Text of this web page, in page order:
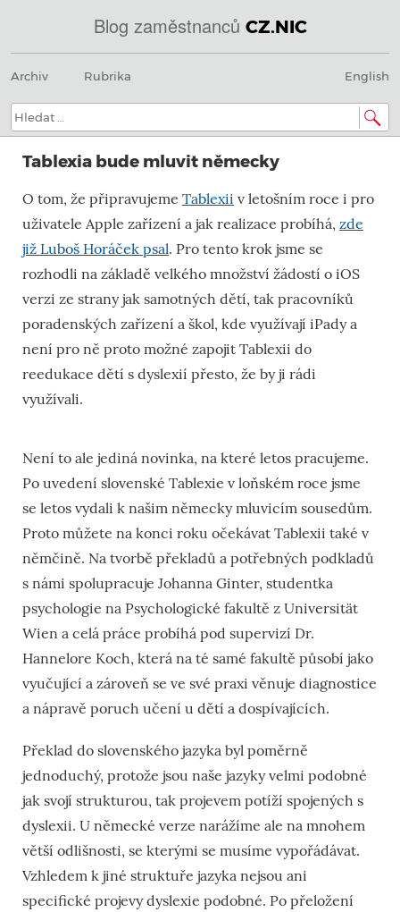
Blog zaměstnanců CZ.NIC
@
IN
SOA
domény.dns.enum.mojeid.internet.
nic.cz.
Menu
na
Archiv Rubrika English
Hledat:
Tablexia bude mluvit německy
O tom, že připravujeme Tablexii v letošním roce i pro
uživatele Apple zařízení a jak realizace probíhá, zde
již Luboš Horáček psal. Pro tento krok jsme se
rozhodli na základě velkého množství žádostí o iOS
verzi ze strany jak samotných dětí, tak pracovníků
poradenských zařízení a škol, kde využívají iPady a
není pro ně proto možné zapojit Tablexii do
reedukace dětí s dyslexií přesto, že by ji rádi
využívali.
Není to ale jediná novinka, na které letos pracujeme.
Po uvedení slovenské Tablexie v loňském roce jsme
se letos vydali k našim německy mluvicím sousedům.
Proto můžete na konci roku očekávat Tablexii také v
němčině. Na tvorbě překladů a potřebných podkladů
s námi spolupracuje Johanna Ginter, studentka
psychologie na Psychologické fakultě z Universität
Wien a celá práce probíhá pod supervizí Dr.
Hannelore Koch, která na té samé fakultě působí jako
vyučující a zároveň se ve své praxi věnuje diagnostice
a nápravě poruch učení u dětí a dospívajících.
Překlad do slovenského jazyka byl poměrně
jednoduchý, protože jsou naše jazyky velmi podobné
jak svojí strukturou, tak projevem potíží spojených s
dyslexii. U německé verze narážíme ale na mnohem
větší odlišnosti, se kterými se musíme vypořádávat.
Vzhledem k jiné struktuře jazyka nejsou ani
specifické projevy dyslexie podobné. Po přeložení